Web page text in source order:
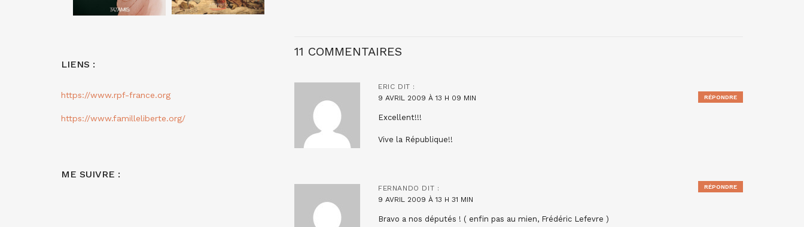
11 COMMENTAIRES
ERIC DIT :
9 AVRIL 2009 À 13 H 09 MIN
Excellent!!!
Vive la République!!
RÉPONDRE
FERNANDO DIT :
9 AVRIL 2009 À 13 H 31 MIN
Bravo a nos députés ! ( enfin pas au mien, Frédéric Lefevre )
RÉPONDRE
LIENS :
https://www.rpf-france.org
https://www.familleliberte.org/
ME SUIVRE :